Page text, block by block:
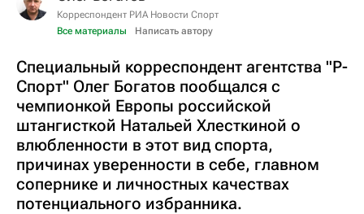
Корреспондент РИА Новости Спорт
Все материалы
Написать автору
Специальный корреспондент агентства "Р-
Спорт" Олег Богатов пообщался с
чемпионкой Европы российской
штангисткой Натальей Хлесткиной о
влюбленности в этот вид спорта,
причинах уверенности в себе, главном
сопернике и личностных качествах
потенциального избранника.